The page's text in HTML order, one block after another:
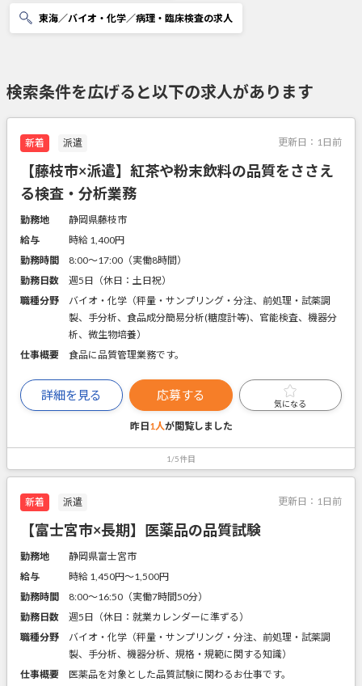
東海／バイオ・化学／病理・臨床検査の求人
検索条件を広げると以下の求人があります
新着 派遣 更新日： 1日前
【藤枝市×派遣】紅茶や粉末飲料の品質をささえ
る検査・分析業務
勤務地
静岡県藤枝市
給与
時給 1,400円
勤務時間
8:00～17:00（実働8時間）
勤務日数
週5日（休日：土日祝）
職種分野
バイオ・化学（秤量・サンプリング・分注、前処理・試薬調
製、手分析、食品成分簡易分析(糖度計等)、官能検査、機器分
析、微生物培養）
仕事概要
食品に品質管理業務です。
詳細を見る 応募する
気になる
昨日1人が閲覧しました
1/5件目
新着 派遣 更新日： 1日前
【富士宮市×長期】医薬品の品質試験
勤務地
静岡県富士宮市
給与
時給 1,450円〜1,500円
勤務時間
8:00～16:50（実働7時間50分）
勤務日数
週5日（休日：就業カレンダーに準ずる）
職種分野
バイオ・化学（秤量・サンプリング・分注、前処理・試薬調
製、手分析、機器分析、規格・規範に関する知識）
仕事概要
医薬品を対象とした品質試験に関わるお仕事です。